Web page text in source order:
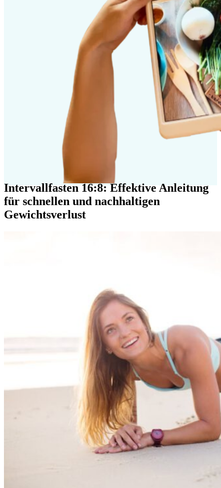
Intervallfasten 16:8: Effektive Anleitung
für schnellen und nachhaltigen
Gewichtsverlust